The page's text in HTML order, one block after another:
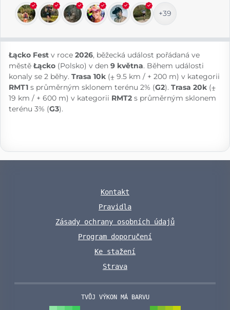
+39
Łącko Fest v roce 2026, běžecká událost pořádaná ve
městě Łącko (Polsko) v den 9 května. Během události
konaly se 2 běhy. Trasa 10k (⨦ 9.5 km / + 200 m) v kategorii
RMT1 s průměrným sklonem terénu 2% (G2). Trasa 20k (⨦
19 km / + 600 m) v kategorii RMT2 s průměrným sklonem
terénu 3% (G3).
Kontakt
Pravidla
Zásady ochrany osobních údajů
Program doporučení
Ke stažení
Strava
TVŮJ VÝKON MÁ BARVU